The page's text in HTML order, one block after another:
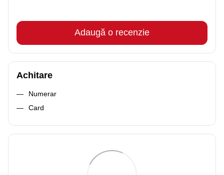
Adaugă o recenzie
Achitare
Numerar
Card